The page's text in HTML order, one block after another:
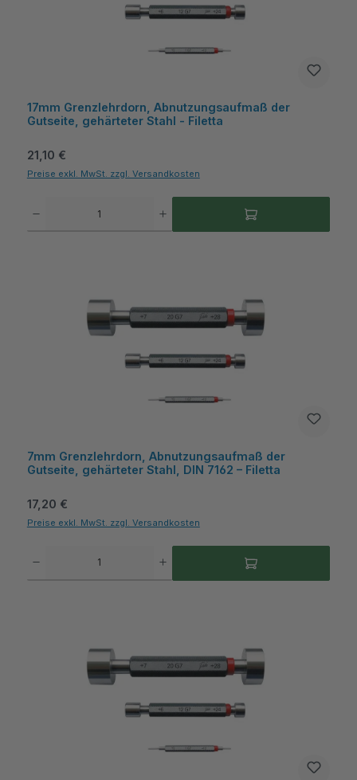
17mm Grenzlehrdorn, Abnutzungsaufmaß der
Gutseite, gehärteter Stahl - Filetta
Regulärer Preis:
21,10 €
Preise exkl. MwSt. zzgl. Versandkosten
7mm Grenzlehrdorn, Abnutzungsaufmaß der
Gutseite, gehärteter Stahl, DIN 7162 – Filetta
Regulärer Preis:
17,20 €
Preise exkl. MwSt. zzgl. Versandkosten